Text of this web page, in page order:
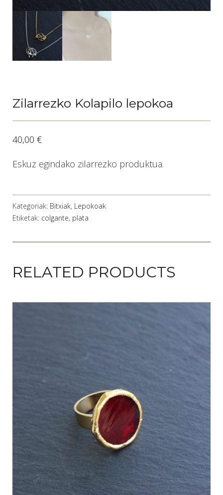
Zilarrezko Kolapilo lepokoa
40,00 €
Eskuz egindako zilarrezko produktua.
Kategoriak: Bitxiak, Lepokoak
Etiketak: colgante, plata
RELATED PRODUCTS